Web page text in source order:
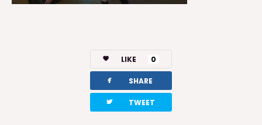
LIKE 0
facebook SHARE
twitterbird TWEET